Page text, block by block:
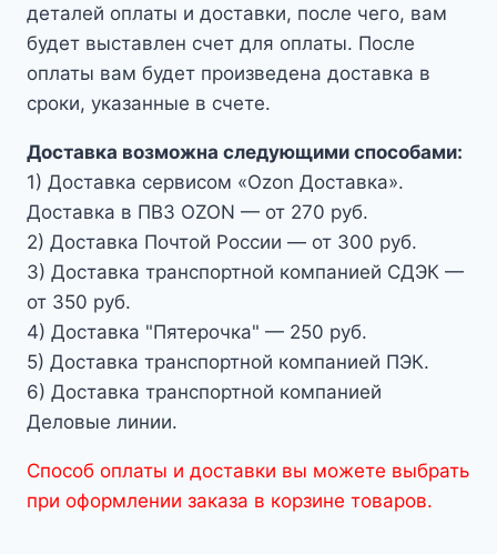
деталей оплаты и доставки, после чего, вам
будет выставлен счет для оплаты. После
оплаты вам будет произведена доставка в
сроки, указанные в счете.
Доставка возможна следующими способами:
1) Доставка сервисом «Ozon Доставка».
Доставка в ПВЗ OZON — от 270 руб.
2) Доставка Почтой России — от 300 руб.
3) Доставка транспортной компанией СДЭК —
от 350 руб.
4) Доставка "Пятерочка" — 250 руб.
5) Доставка транспортной компанией ПЭК.
6) Доставка транспортной компанией
Деловые линии.
Способ оплаты и доставки вы можете выбрать
при оформлении заказа в корзине товаров.